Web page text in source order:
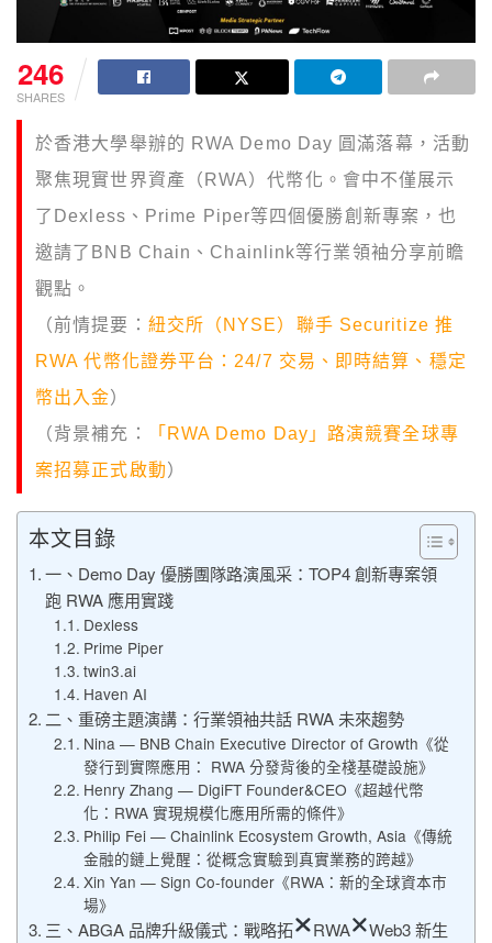
246
SHARES
於香港大學舉辦的 RWA Demo Day 圓滿落幕，活動
聚焦現實世界資產（RWA）代幣化。會中不僅展示
了Dexless、Prime Piper等四個優勝創新專案，也
邀請了BNB Chain、Chainlink等行業領袖分享前瞻
觀點。
（前情提要： 紐交所（NYSE）聯手 Securitize 推
RWA 代幣化證券平台：24/7 交易、即時結算、穩定
幣出入金）
（背景補充：
「RWA Demo Day」路演競賽全球專
案招募正式啟動）
本文目錄
一、Demo Day 優勝團隊路演風采：TOP4 創新專案領
跑 RWA 應用實踐
Dexless
Prime Piper
twin3.ai
Haven AI
二、重磅主題演講：行業領袖共話 RWA 未來趨勢
Nina — BNB Chain Executive Director of Growth《從
發行到實際應用： RWA 分發背後的全棧基礎設施》
Henry Zhang — DigiFT Founder&CEO《超越代幣
化：RWA 實現規模化應用所需的條件》
Philip Fei — Chainlink Ecosystem Growth, Asia《傳統
金融的鏈上覺醒：從概念實驗到真實業務的跨越》
Xin Yan — Sign Co-founder《RWA：新的全球資本市
場》
三、ABGA 品牌升級儀式：戰略拓
RWA
Web3 新生